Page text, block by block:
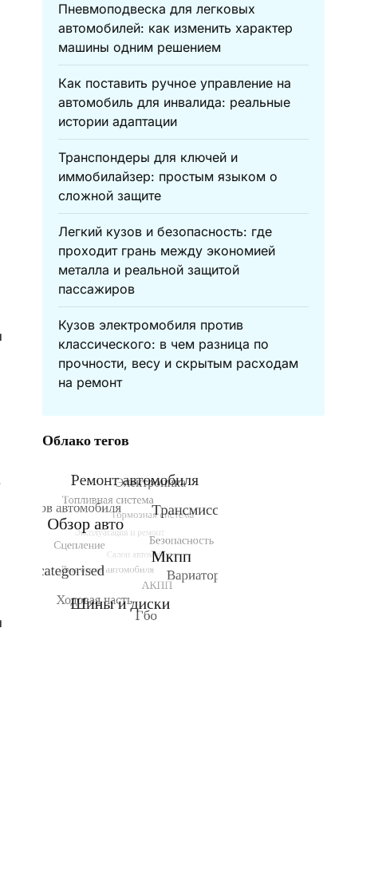
Пневмоподвеска для легковых
автомобилей: как изменить характер
машины одним решением
Как поставить ручное управление на
автомобиль для инвалида: реальные
истории адаптации
Транспондеры для ключей и
иммобилайзер: простым языком о
сложной защите
Легкий кузов и безопасность: где
проходит грань между экономией
металла и реальной защитой
пассажиров
Кузов электромобиля против
классического: в чем разница по
прочности, весу и скрытым расходам
на ремонт
Облако тегов